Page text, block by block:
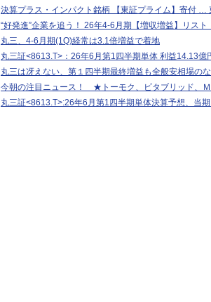
決算プラス・インパクト銘柄 【東証プライム】寄付
“好発進”企業を追う！ 26年4-6月期【増収増益】リス
丸三、4-6月期(1Q)経常は3.1倍増益で着地
丸三証<8613.T>：26年6月第1四半期単体 利益14.13億
丸三は冴えない、第１四半期最終増益も全般安相場の
今朝の注目ニュース！ ★トーモク、ビタブリッド、Ｍ
丸三証<8613.T>:26年6月第1四半期単体決算予想、当